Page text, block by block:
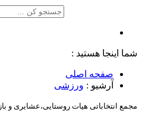
شما اینجا هستید :
صفحه اصلی
آرشیو : ورزشی
مجمع انتخاباتی هیات روستایی،عشایری و